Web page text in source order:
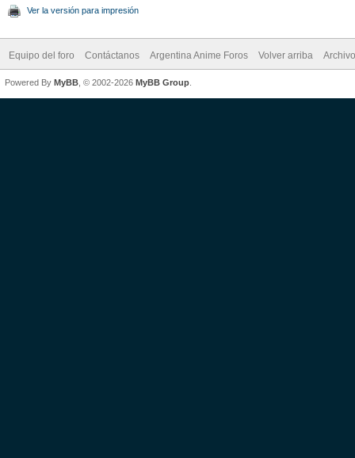
Ver la versión para impresión
Equipo del foro Contáctanos Argentina Anime Foros Volver arriba
Powered By MyBB , © 2002-2026 MyBB Group